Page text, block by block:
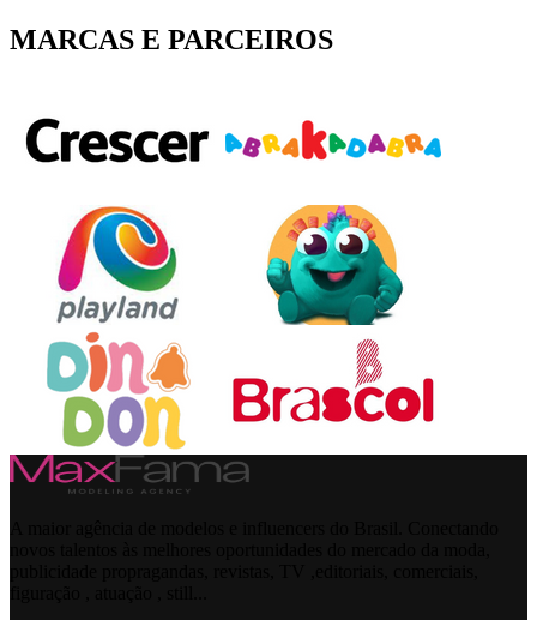
MARCAS E PARCEIROS